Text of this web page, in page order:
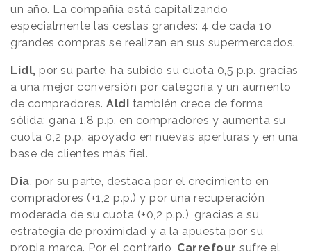
un año. La compañía está capitalizando
especialmente las cestas grandes: 4 de cada 10
grandes compras se realizan en sus supermercados.
Lidl, por su parte, ha subido su cuota 0,5 p.p. gracias
a una mejor conversión por categoría y un aumento
de compradores. Aldi también crece de forma
sólida: gana 1,8 p.p. en compradores y aumenta su
cuota 0,2 p.p. apoyado en nuevas aperturas y en una
base de clientes más fiel.
Dia , por su parte, destaca por el crecimiento en
compradores (+1,2 p.p.) y por una recuperación
moderada de su cuota (+0,2 p.p.), gracias a su
estrategia de proximidad y a la apuesta por su
propia marca. Por el contrario, Carrefour sufre el